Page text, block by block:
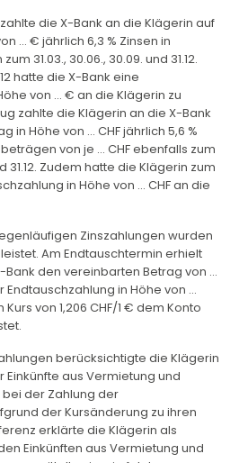
die X-Bank an die Klägerin auf
… € jährlich 6,3 % Zinsen in
31.03., 30.06., 30.09. und 31.12.
hatte die X-Bank eine
von … € an die Klägerin zu
zahlte die Klägerin an die X-Bank
in Höhe von … CHF jährlich 5,6 %
von je … CHF ebenfalls zum
31.12. Zudem hatte die Klägerin zum
in Höhe von … CHF an die
Zinszahlungen wurden
Am Endtauschtermin erhielt
Bank den vereinbarten Betrag von …
in Höhe von …
von 1,206 CHF/1 € dem Konto
berücksichtigte die Klägerin
Einkünfte aus Vermietung und
der Zahlung der
der Kursänderung zu ihren
erklärte die Klägerin als
Einkünften aus Vermietung und